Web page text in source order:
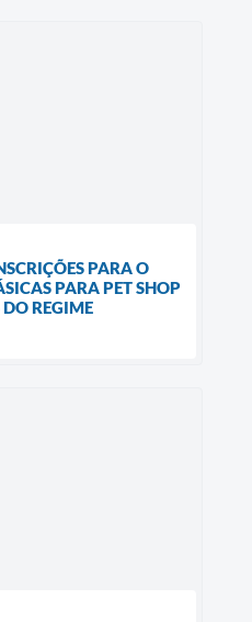
PARA O
PARA PET SHOP
REGIME